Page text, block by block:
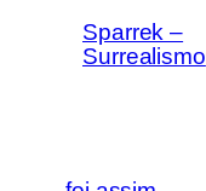
Sparrek –
Surrealismo